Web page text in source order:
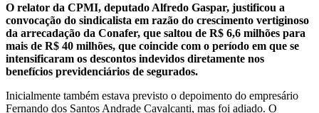
O relator da CPMI, deputado Alfredo Gaspar, justificou a
convocação do sindicalista em razão do crescimento vertiginoso
da arrecadação da Conafer, que saltou de R$ 6,6 milhões para
mais de R$ 40 milhões, que coincide com o período em que se
intensificaram os descontos indevidos diretamente nos
benefícios previdenciários de segurados.
Inicialmente também estava previsto o depoimento do empresário
Fernando dos Santos Andrade Cavalcanti, mas foi adiado. O